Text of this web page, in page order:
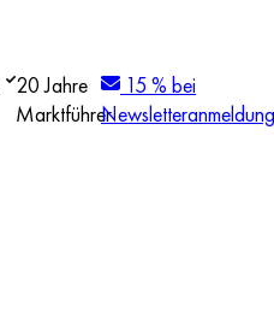
20 Jahre
Marktführer
15 % bei
Newsletteranmeldung